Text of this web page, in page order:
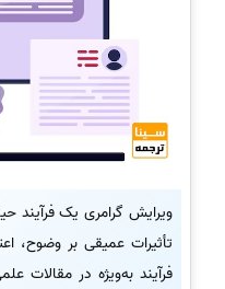
ویرایش گرامری یک فرآیند
تأثیرات عمیقی بر وضوح،
فرآیند به‌ویژه در مقالات